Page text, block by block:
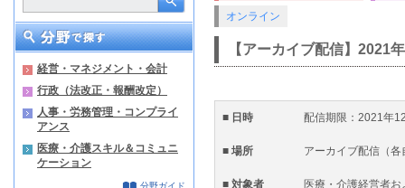
経営・マネジメント・会計
行政（法改正・報酬改定）
人事・労務管理・コンプライ
アンス
医療・介護スキル＆コミュニ
ケーション
分野ガイド
オンライン
【アーカイブ配信】2021
■ 日時 配信期限：2021年
■ 場所 アーカイブ配信（
■ 対象者 医療・介護経営者